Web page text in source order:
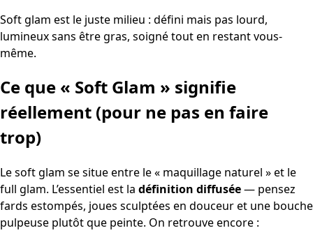
Soft glam est le juste milieu : défini mais pas lourd,
lumineux sans être gras, soigné tout en restant vous-
même.
Ce que « Soft Glam » signifie
réellement (pour ne pas en faire
trop)
Le soft glam se situe entre le « maquillage naturel » et le
full glam. L’essentiel est la définition diffusée— pensez
fards estompés, joues sculptées en douceur et une bouche
pulpeuse plutôt que peinte. On retrouve encore :